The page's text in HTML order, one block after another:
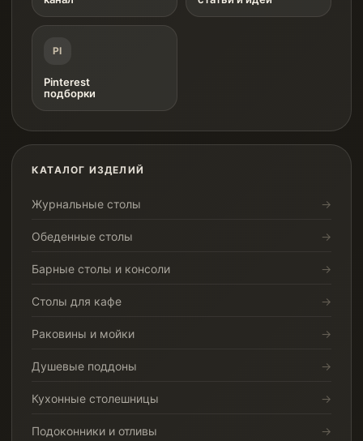
PI
Pinterest
подборки
КАТАЛОГ ИЗДЕЛИЙ
Журнальные столы
Обеденные столы
Барные столы и консоли
Столы для кафе
Раковины и мойки
Душевые поддоны
Кухонные столешницы
Подоконники и отливы